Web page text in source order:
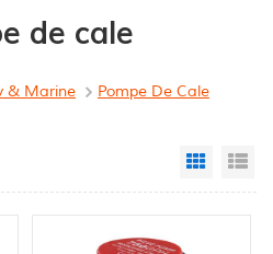
de cale
& Marine Pompe De Cale
Grid